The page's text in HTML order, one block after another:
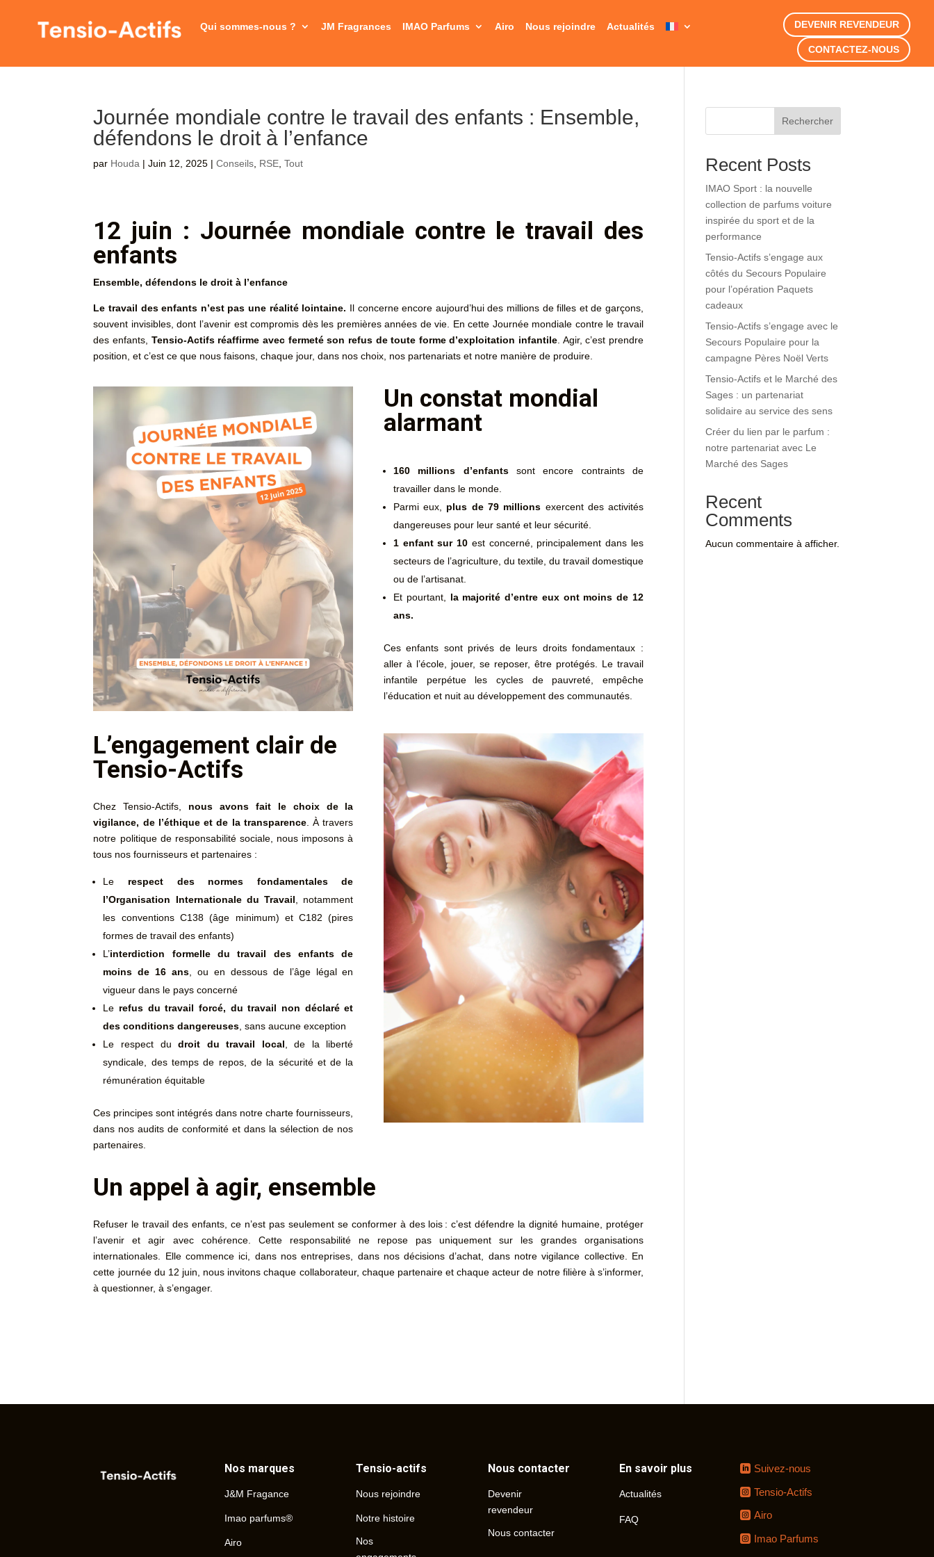
Qui sommes-nous ? JM Fragrances IMAO Parfums Airo Nous rejoindre Actualités DEVENIR REVENDEUR
CONTACTEZ-NOUS
Journée mondiale contre le travail des enfants : Ensemble,
défendons le droit à l’enfance
par Houda |Juin 12, 2025 |Conseils RSE ,Tout
12 juin : Journée mondiale contre le travail des
enfants
Ensemble, défendons le droit à l’enfance
Le travail des enfants n’est pas une réalité lointaine. Il concerne encore aujourd’hui des millions de filles et de garçons,
souvent invisibles, dont l’avenir est compromis dès les premières années de vie. En cette Journée mondiale contre le travail
des enfants, Tensio-Actifs réaffirme avec fermeté son refus de toute forme d’exploitation infantile. Agir, c’est prendre
position, et c’est ce que nous faisons, chaque jour, dans nos choix, nos partenariats et notre manière de produire.
Un constat mondial
alarmant
160 millions d’enfantssont encore contraints de
travailler dans le monde.
Parmi eux, plus de 79 millions exercent des activités
dangereuses pour leur santé et leur sécurité.
1 enfant sur 10 est concerné, principalement dans les
secteurs de l’agriculture, du textile, du travail domestique
ou de l’artisanat.
Et pourtant, la majorité d’entre eux ont moins de 12
ans.
Ces enfants sont privés de leurs droits fondamentaux :
aller à l’école, jouer, se reposer, être protégés. Le travail
infantile perpétue les cycles de pauvreté, empêche
l’éducation et nuit au développement des communautés.
L’engagement clair de
Tensio-Actifs
Chez Tensio-Actifs, nous avons fait le choix de la
vigilance, de l’éthique et de la transparence. À travers
notre politique de responsabilité sociale, nous imposons à
tous nos fournisseurs et partenaires :
Le respect des normes fondamentales de
l’Organisation Internationale du Travail , notamment
les conventions C138 (âge minimum) et C182 (pires
formes de travail des enfants)
L’interdiction formelle du travail des enfants de
moins de 16 ans , ou en dessous de l’âge légal en
vigueur dans le pays concerné
Le refus du travail forcé, du travail non déclaré et
des conditions dangereuses , sans aucune exception
Le respect dudroit du travail local , de la liberté
syndicale, des temps de repos, de la sécurité et de la
rémunération équitable
Ces principes sont intégrés dans notre charte fournisseurs,
dans nos audits de conformité et dans la sélection de nos
partenaires.
Un appel à agir, ensemble
Refuser le travail des enfants, ce n’est pas seulement se conformer à des lois : c’est défendre la dignité humaine, protéger
l’avenir et agir avec cohérence. Cette responsabilité ne repose pas uniquement sur les grandes organisations
internationales. Elle commence ici, dans nos entreprises, dans nos décisions d’achat, dans notre vigilance collective. En
cette journée du 12 juin, nous invitons chaque collaborateur, chaque partenaire et chaque acteur de notre filière à s’informer,
à questionner, à s’engager.
Rechercher
Recent Posts
IMAO Sport : la nouvelle
collection de parfums voiture
inspirée du sport et de la
performance
Tensio-Actifs s’engage aux
côtés du Secours Populaire
pour l’opération Paquets
cadeaux
Tensio-Actifs s’engage avec le
Secours Populaire pour la
campagne Pères Noël Verts
Tensio-Actifs et le Marché des
Sages : un partenariat
solidaire au service des sens
Créer du lien par le parfum :
notre partenariat avec Le
Marché des Sages
Recent
Comments
Aucun commentaire à afficher.
Nos marques
J&M Fragance
Imao parfums®
Airo
Tensio-actifs
Nous rejoindre
Notre histoire
Nos
Nous contacter
Devenir
revendeur
Nous contacter
En savoir plus
Actualités
FAQ
Suivez-nous
Tensio-Actifs
Airo
Imao Parfums